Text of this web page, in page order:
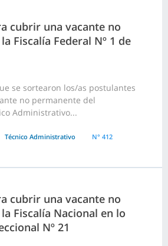
cubrir una vacante no
Fiscalía Federal Nº 1 de
se sortearon los/as postulantes
no permanente del
Administrativo...
Técnico Administrativo N° 412
cubrir una vacante no
Fiscalía Nacional en lo
Nº 21